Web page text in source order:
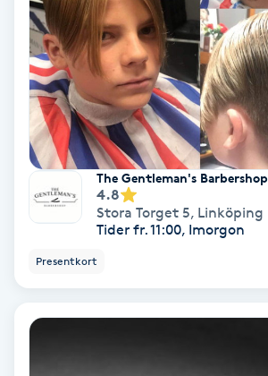
Träning
Tvätt & Fön
Vaccination
Vampyrbehandling
Veterinär
The Gentleman's Barbershop
4.8
Stora Torget 5, Linköping
Tider fr. 11:00, Imorgon
Presentkort